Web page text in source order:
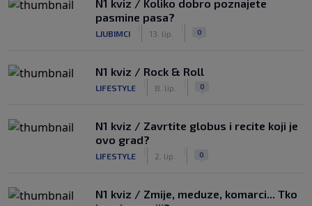
N1 kviz / Koliko dobro poznajete
pasmine pasa?
LJUBIMCI 13. lip. 0
N1 kviz / Rock & Roll
LIFESTYLE 8. lip. 0
N1 kviz / Zavrtite globus i recite koji je
ovo grad?
LIFESTYLE 2. lip. 0
N1 kviz / Zmije, meduze, komarci... Tko